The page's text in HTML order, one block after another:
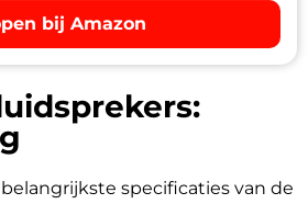
bij Amazon
specificaties van de